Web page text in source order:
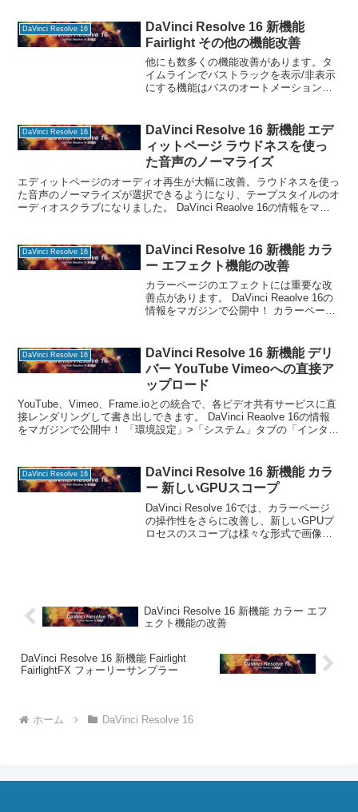
マガジンで公開中！ まず、メディ
DaVinci Resolve 16
DaVinci Resolve 16 新機能
Fairlight その他の機能改善
他にも数多くの機能改善があります。タ
イムラインでバストラックを表示/非表示
にする機能はバスのオートメーションで
DaVinci Reaolve 16の情報をマガジンで
公
DaVinci Resolve 16
DaVinci Resolve 16 新機能 エデ
ィットページ ラウドネスを使っ
た音声のノーマライズ
エディットページのオーディオ再生が大幅に改善。ラウドネスを使っ
た音声のノーマライズが選択できるようになり、テープスタイルのオ
ーディオスクラブになりました。 DaVinci Reaolve 16の情報をマガ
DaVinci Resolve 16
DaVinci Resolve 16 新機能 カラ
ー エフェクト機能の改善
カラーページのエフェクトには重要な改
善点があります。 DaVinci Reaolve 16の
情報をマガジンで公開中！ カラーページ
ポートします。 コレクタ
DaVinci Resolve 16
DaVinci Resolve 16 新機能 デリ
バー YouTube Vimeoへの直接ア
ップロード
YouTube、Vimeo、Frame.ioとの統合で、各ビデオ共有サービスに直
接レンダリングして書き出しできます。 DaVinci Reaolve 16の情報
をマガジンで公開中！ 「環境設定」>「システム」タブの「インター
DaVinci Resolve 16
DaVinci Resolve 16 新機能 カラ
ー 新しいGPUスコープ
DaVinci Resolve 16では、カラーページ
の操作性をさらに改善し、新しいGPUプ
ロセスのスコープは様々な形式で画像を
DaVinci Resolve 16 新機能 カラー エフ
ェクト機能の改善
DaVinci Resolve 16 新機能 Fairlight
FairlightFX フォーリーサンプラー
ホーム DaVinci Resolve 16